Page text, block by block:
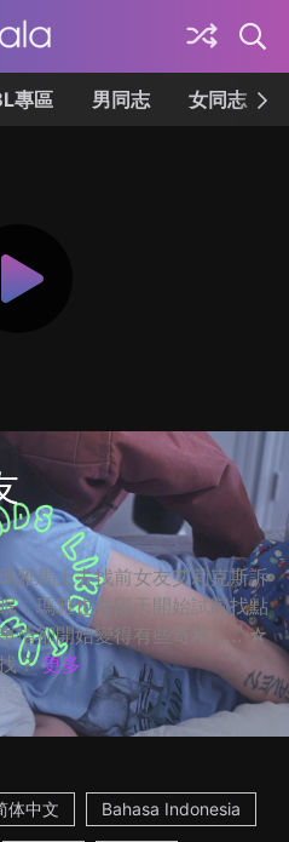
專區 男同志 女同志
雅馬上去找前女友艾莉克斯訴
，瑪雅也在隔天開始試圖找點
情卻開始變得有些奇怪…… ☆
？ 更多
体中文 Bahasa Indonesia